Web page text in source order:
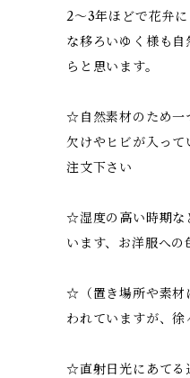
2～3年ほどで花弁
な移ろいゆく様も
らと思います。
☆自然素材のため一
欠けやヒビが入っ
注文下さい
☆湿度の高い時期な
います、お洋服への
☆（置き場所や素材
われていますが、徐
☆直射日光にあてる